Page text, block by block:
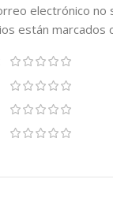
electrónico no
están marcados